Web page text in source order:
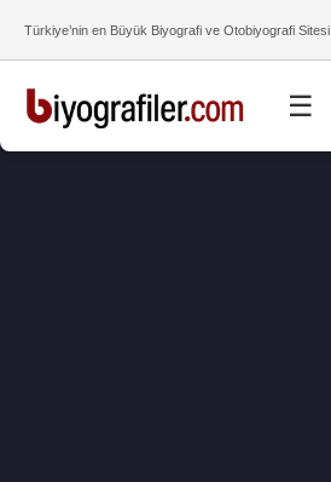
Türkiye’nin en Büyük Biyografi ve Otobiyografi Sitesi
☰